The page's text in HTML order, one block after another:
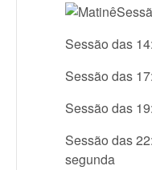
Sessão das
Sessão das
Sessão das
Sessão das
segunda